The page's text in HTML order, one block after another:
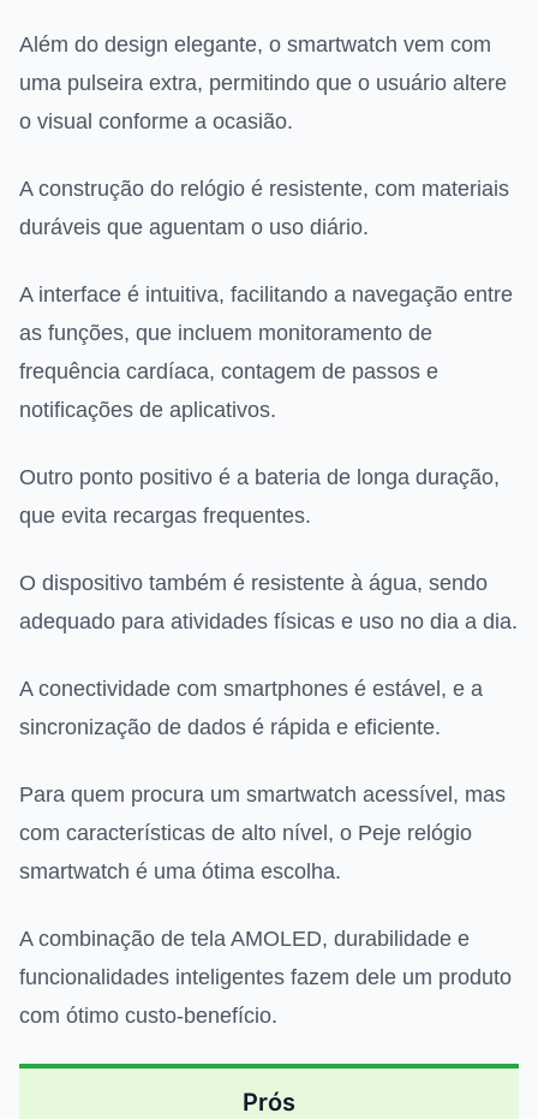
Além do design elegante, o smartwatch vem com
uma pulseira extra, permitindo que o usuário altere
o visual conforme a ocasião.
A construção do relógio é resistente, com materiais
duráveis que aguentam o uso diário.
A interface é intuitiva, facilitando a navegação entre
as funções, que incluem monitoramento de
frequência cardíaca, contagem de passos e
notificações de aplicativos.
Outro ponto positivo é a bateria de longa duração,
que evita recargas frequentes.
O dispositivo também é resistente à água, sendo
adequado para atividades físicas e uso no dia a dia.
A conectividade com smartphones é estável, e a
sincronização de dados é rápida e eficiente.
Para quem procura um smartwatch acessível, mas
com características de alto nível, o Peje relógio
smartwatch é uma ótima escolha.
A combinação de tela AMOLED, durabilidade e
funcionalidades inteligentes fazem dele um produto
com ótimo custo-benefício.
Prós